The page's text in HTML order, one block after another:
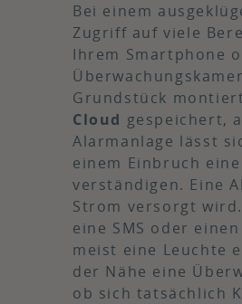
Bei einem
Zugriff auf viele
Ihrem Smartphone
Grundstück
Cloud gespeichert,
Alarmanlage lässt
einem Einbruch
verständigen. Eine
Strom versorgt
eine SMS oder
meist eine Leuchte
der Nähe eine
ob sich tatsächlich